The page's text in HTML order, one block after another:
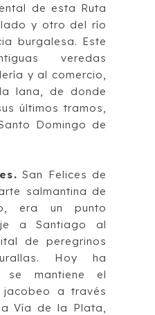
de esta Ruta
y otro del río
burgalesa. Este
veredas
y al comercio,
lana, de donde
últimos tramos,
Domingo de
. San Felices de
salmantina de
era un punto
a Santiago al
deperegrinos
Hoy ha
se mantiene el
jacobeo a través
Vía de la Plata